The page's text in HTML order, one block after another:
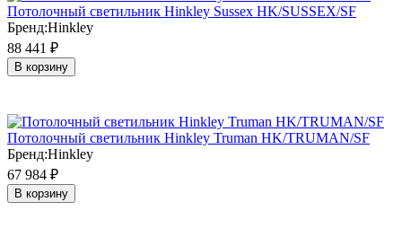
Потолочный светильник Hinkley Sussex HK/SUSSEX/SF
Бренд:Hinkley
88 441 ₽
В корзину
Потолочный светильник Hinkley Truman HK/TRUMAN/SF
Бренд:Hinkley
67 984 ₽
В корзину